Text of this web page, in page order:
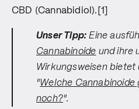
CBD (Cannabidiol).[1]
Unser Tipp: Eine
Cannabinoide und ihre
Wirkungsweisen
"Welche Cannabinoide
noch?".